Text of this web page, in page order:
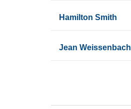
Hamilton Smith
Jean Weissenbach